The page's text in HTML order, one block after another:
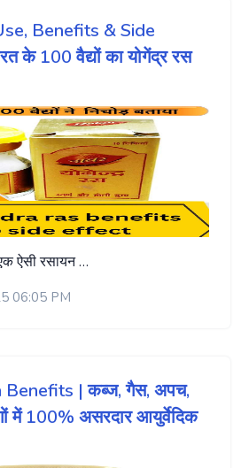
Benefits & Side
के 100 वैद्यों का योगेंद्र रस
ऐसी रसायन …
06:05 PM
Benefits | कब्ज, गैस, अपच,
में 100% असरदार आयुर्वेदिक